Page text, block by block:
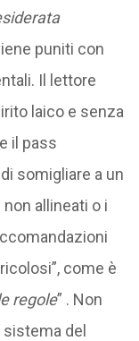
puniti con
Il lettore
laico e senza
il pass
somigliare a un
allineati o i
come è
regole” . Non
del